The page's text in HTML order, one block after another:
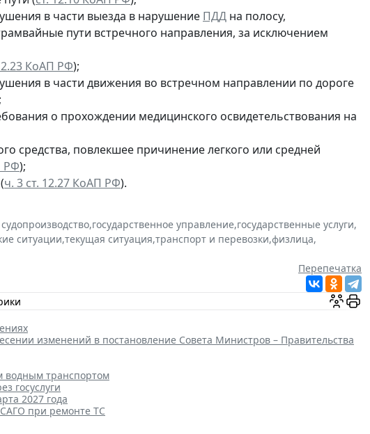
в части выезда в нарушение ПДД на полосу,
пути встречного направления, за исключением
КоАП РФ);
в части движения во встречном направлении по дороге
о прохождении медицинского освидетельствования на
средства, повлекшее причинение легкого или средней
РФ);
ч. 3 ст. 12.27 КоАП РФ).
,государственное управление,государственные услуги,
ситуации,текущая ситуация,транспорт и перевозки,физлица,
Перепечатка
изменений в постановление Совета Министров – Правительства
водным транспортом
госуслуги
2027 года
при ремонте ТС